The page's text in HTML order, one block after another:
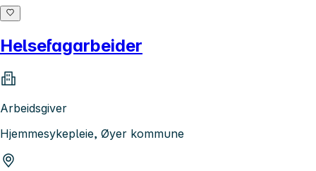
Helsefagarbeider
Arbeidsgiver
Hjemmesykepleie, Øyer kommune